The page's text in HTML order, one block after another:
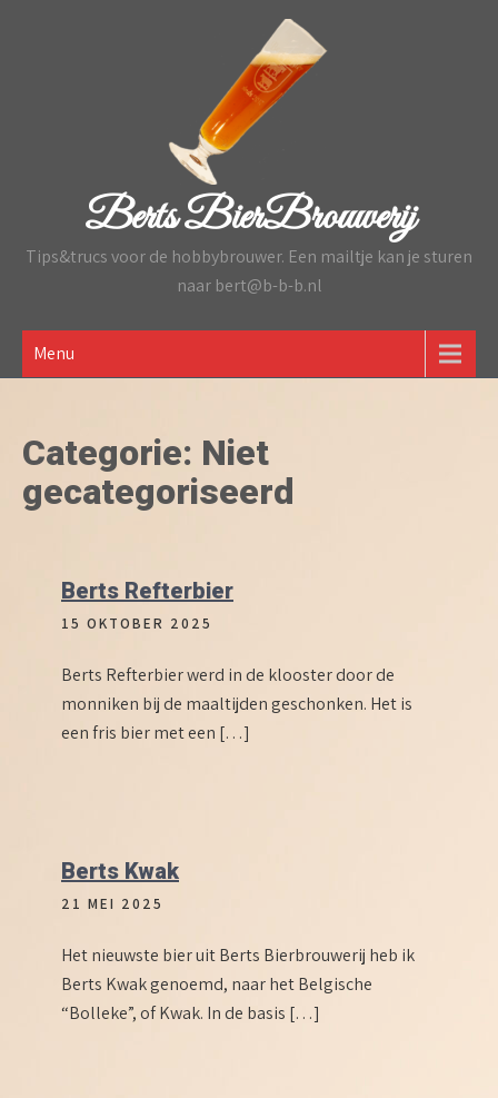
Berts BierBrouwerij
Tips&trucs voor de hobbybrouwer. Een mailtje kan je sturen
naar bert@b-b-b.nl
Menu
Categorie: Niet
gecategoriseerd
Berts Refterbier
15 OKTOBER 2025
Berts Refterbier werd in de klooster door de
monniken bij de maaltijden geschonken. Het is
een fris bier met een […]
Berts Kwak
21 MEI 2025
Het nieuwste bier uit Berts Bierbrouwerij heb ik
Berts Kwak genoemd, naar het Belgische
“Bolleke”, of Kwak. In de basis […]